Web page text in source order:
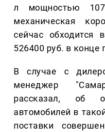
л мощностью 107
механическая
сейчас обходится
526400 руб. в конце
В случае с
менеджер
рассказал, об
автомобилей в
поставки